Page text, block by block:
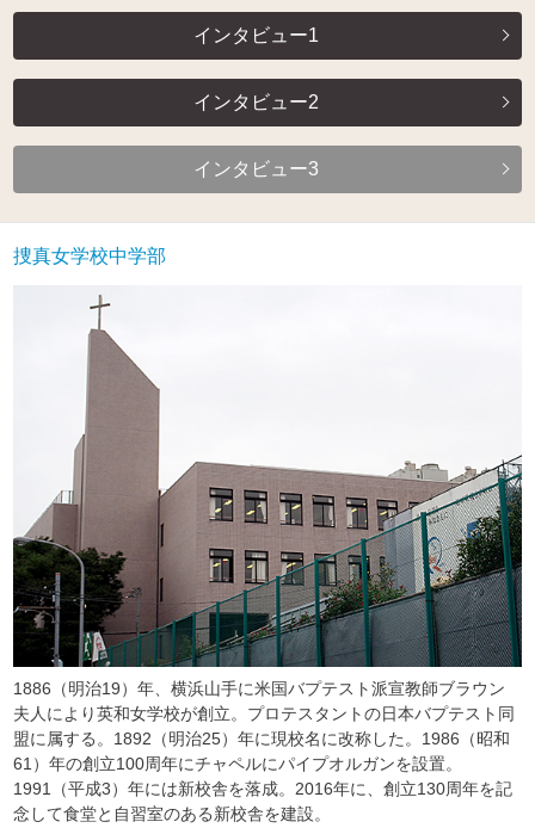
インタビュー1
インタビュー2
インタビュー3
捜真女学校中学部
1886（明治19）年、横浜山手に米国バプテスト派宣教師ブラウン
夫人により英和女学校が創立。プロテスタントの日本バプテスト同
盟に属する。1892（明治25）年に現校名に改称した。1986（昭和
61）年の創立100周年にチャペルにパイプオルガンを設置。
1991（平成3）年には新校舎を落成。2016年に、創立130周年を記
念して食堂と自習室のある新校舎を建設。